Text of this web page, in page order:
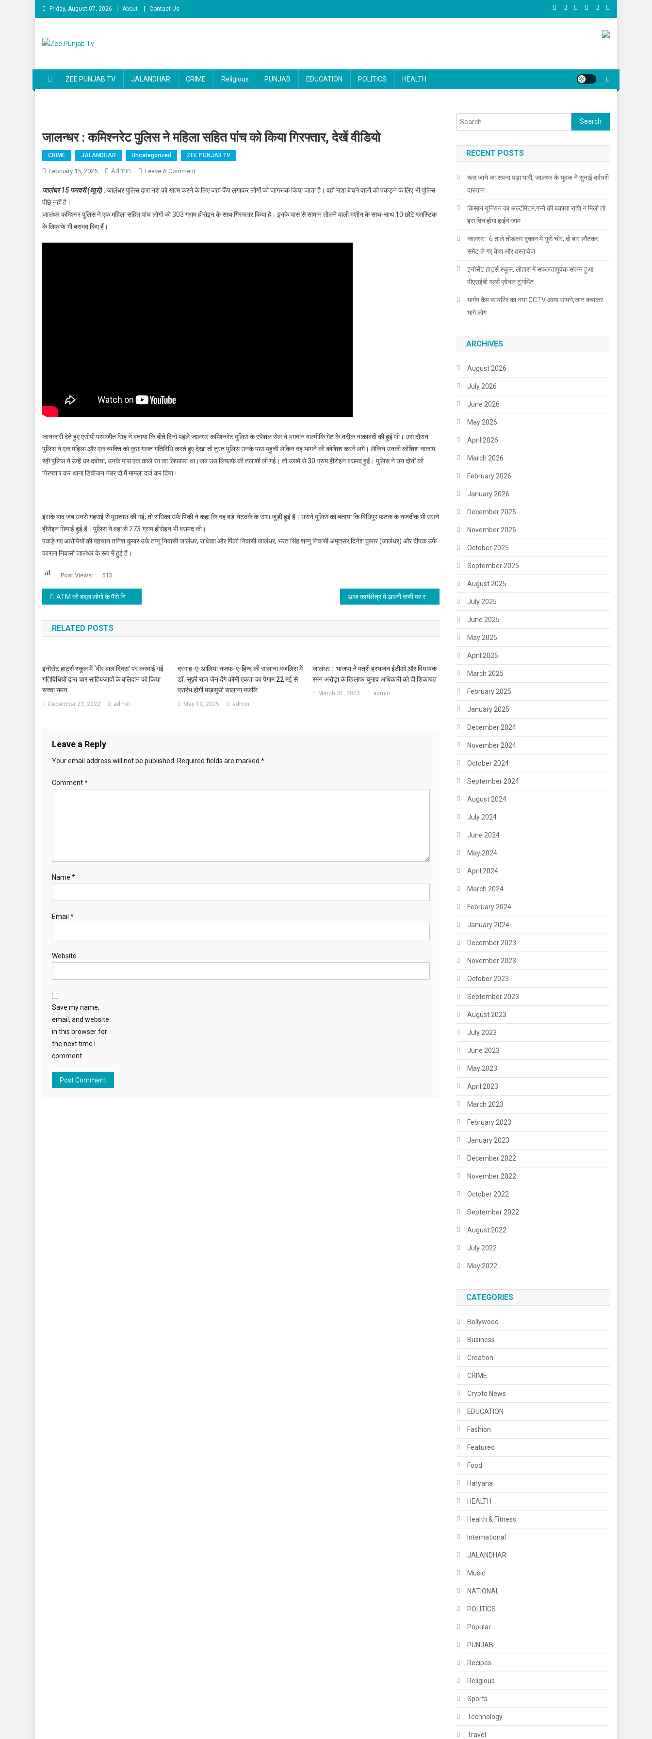
Skip to content
Friday, August 07, 2026 About Contact Us
ZEE PUNJAB TV JALANDHAR CRIME Religious PUNJAB EDUCATION POLITICS HEALTH
जालन्धर : कमिश्नरेट पुलिस ने महिला सहित पांच को किया गिरफ्तार, देखें वीडियो
CRIME JALANDHAR Uncategorized ZEE PUNJAB TV
February 15, 2025 Admin Leave A Comment
जालंधर 15 फरवरी (ब्यूरो) :जालंधर पुलिस द्वारा नशे को खत्म करने के लिए जहां कैंप लगाकर लोगों को जागरूक किया जाता है। वही नशा बेचने वालों को पकड़ने के लिए भी पुलिस
पीछे नहीं है।
जालंधर कमिश्नर पुलिस ने एक महिला सहित पांच लोगों को 303 ग्राम हीरोइन के साथ गिरफ्तार किया है। इनके पास से सामान तोलने वाली मशीन के साथ-साथ 10 छोटे प्लास्टिक
के लिफाफे भी बरामद किए हैं।
जानकारी देते हुए एसीपी परमजीत सिंह ने बताया कि बीते दिनों पहले जालंधर कमिश्नरेट पुलिस के स्पेशल सेल ने भगवान वाल्मीकि गेट के नदीक नाकाबंदी की हुई थी। उस दौरान
पुलिस ने एक महिला और एक व्यक्ति को कुछ गलत गतिविधि करते हुए देखा तो तुरंत पुलिस उनके पास पहुंची लेकिन वह भागने की कोशिश करने लगे। लेकिन उनकी कोशिश नाकाम
रही पुलिस ने उन्हें धर दबोचा, उनके पास एक काले रंग का लिफाफा था।जब उस लिफाफे की तलाशी ली गई। तो उसमें से 30 ग्राम हीरोइन बरामद हुई। पुलिस ने उन दोनों को
गिरफ्तार कर थाना डिवीजन नंबर दो में मामला दर्ज कर दिया।
इसके बाद जब उनसे गहराई से पूछताछ की गई, तो राधिका उर्फ पिंकी ने कहा कि वह बड़े नेटवर्क के साथ जुड़ी हुई है। उसने पुलिस को बताया कि बिधिपुर फटक के नजदीक भी उसने
हीरोइन छिपाई हुई है। पुलिस ने वहां से 273 ग्राम हीरोइन भी बरामद की।
पकड़े गए आरोपियों की पहचान तनिश कुमार उर्फ तन्नू निवासी जालंधर, राधिका और पिंकी निवासी जालंधर, भरत सिंह शन्नु निवासी अमृतसर,दिनेश कुमार (जालंधर) और दीपक उर्फ
कारला निवासी जालंधर के रूप में हुई है।
Post Views: 513
Post navigation
ATM को बदल लोगो के पैसे निकालने वाले दो गिरफ्तार,कई बैंकों के मिले कार्ड, देखें वीडियो आज कार्यक्षेत्र में अपनी वाणी पर रखें नियंत्रण,किसी प्रियजन से होगी भेंट,जाने आज का राशिफल
RELATED POSTS
इनोसेंट हार्ट्स स्कूल में ‘वीर बाल दिवस’ पर करवाई गई
गतिविधियों द्वारा चार साहिबजादों के बलिदान को किया
सच्चा नमन
December 23, 2022 admin
दरगाह-ए-आलिया नजफ-ए-हिन्द की सालाना मजलिस में
डॉ. सूफ़ी राज जैन देंगे कौमी एकता का पैग़ाम 22 मई से
प्रारंभ होगी मख़सूसी सालाना मजलि
May 19, 2025 admin
जालंधर : भाजपा ने मंत्री हरभजन ईटीओ औऱ विधायक
रमन अरोड़ा के खिलाफ चुनाव अधिकारी को दी शिकायत
March 31, 2023 admin
Leave a Reply
Your email address will not be published. Required fields are marked *
Comment*
Name *
Email *
Website
Save my name,
email, and website
in this browser for
the next time I
comment.
Search for:
RECENT POSTS
रूस जाने का सपना पड़ा भारी, जालंधर के युवक ने सुनाई दर्दभरी
दास्तान
किसान यूनियन का अल्टीमेटम,गन्ने की बकाया राशि न मिली तो
इस दिन होगा हाईवे जाम
जालंधर : 6 ताले तोड़कर दुकान में घुसे चोर, दो बार लौटकर
समेट ले गए कैश और दस्तावेज
इनोसेंट हार्ट्स स्कूल, लोहारां में सफलतापूर्वक संपन्न हुआ
पीएसईबी गर्ल्स ज़ोनल टूर्नामेंट
भार्गव कैंप फायरिंग का नया CCTV आया सामने,जान बचाकर
भागे लोग
ARCHIVES
August 2026
July 2026
June 2026
May 2026
April 2026
March 2026
February 2026
January 2026
December 2025
November 2025
October 2025
September 2025
August 2025
July 2025
June 2025
May 2025
April 2025
March 2025
February 2025
January 2025
December 2024
November 2024
October 2024
September 2024
August 2024
July 2024
June 2024
May 2024
April 2024
March 2024
February 2024
January 2024
December 2023
November 2023
October 2023
September 2023
August 2023
July 2023
June 2023
May 2023
April 2023
March 2023
February 2023
January 2023
December 2022
November 2022
October 2022
September 2022
August 2022
July 2022
May 2022
CATEGORIES
Bollywood
Business
Creation
CRIME
Crypto News
EDUCATION
Fashion
Featured
Food
Haryana
HEALTH
Health & Fitness
International
JALANDHAR
Music
NATIONAL
POLITICS
Popular
PUNJAB
Recipes
Religious
Sports
Technology
Travel